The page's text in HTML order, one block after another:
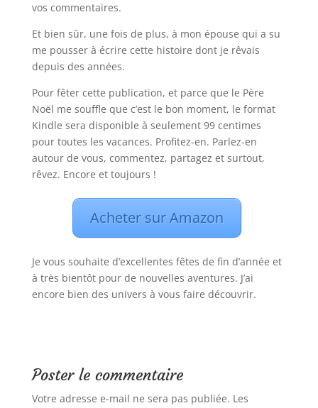
vos commentaires.
Et bien sûr, une fois de plus, à mon épouse qui a su
me pousser à écrire cette histoire dont je rêvais
depuis des années.
Pour fêter cette publication, et parce que le Père
Noël me souffle que c’est le bon moment, le format
Kindle sera disponible à seulement 99 centimes
pour toutes les vacances. Profitez-en. Parlez-en
autour de vous, commentez, partagez et surtout,
rêvez. Encore et toujours !
Acheter sur Amazon
Je vous souhaite d’excellentes fêtes de fin d’année et
à très bientôt pour de nouvelles aventures. J’ai
encore bien des univers à vous faire découvrir.
Poster le commentaire
Votre adresse e-mail ne sera pas publiée. Les